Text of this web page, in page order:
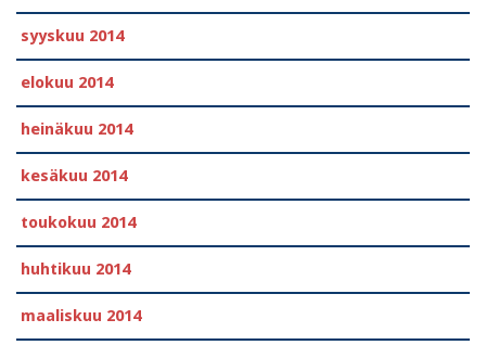
syyskuu 2014
elokuu 2014
heinäkuu 2014
kesäkuu 2014
toukokuu 2014
huhtikuu 2014
maaliskuu 2014